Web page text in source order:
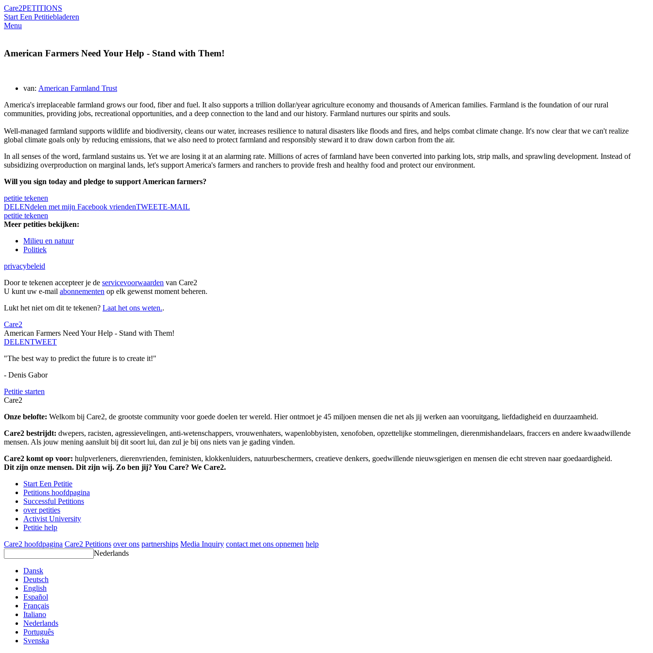
Care2PETITIONS
Start Een Petitiebladeren
Menu
American Farmers Need Your Help - Stand with Them!
van: American Farmland Trust
America's irreplaceable farmland grows our food, fiber and fuel. It also supports a trillion dollar/year agriculture economy and thousands of American families. Farmland is the foundation of our rural
communities, providing jobs, recreational opportunities, and a deep connection to the land and our history. Farmland nurtures our spirits and souls.
Well-managed farmland supports wildlife and biodiversity, cleans our water, increases resilience to natural disasters like floods and fires, and helps combat climate change. It's now clear that we can't realize
global climate goals only by reducing emissions, that we also need to protect farmland and responsibly steward it to draw down carbon from the air.
In all senses of the word, farmland sustains us. Yet we are losing it at an alarming rate. Millions of acres of farmland have been converted into parking lots, strip malls, and sprawling development. Instead of
subsidizing overproduction on marginal lands, let's support America's farmers and ranchers to provide fresh and healthy food and protect our environment.
Will you sign today and pledge to support American farmers?
petitie tekenen
DELENdelen met mijn Facebook vriendenTWEETE-MAIL
petitie tekenen
Meer petities bekijken:
Milieu en natuur
Politiek
privacybeleid
Door te tekenen accepteer je de servicevoorwaarden van Care2
U kunt uw e-mail abonnementen op elk gewenst moment beheren.
Lukt het niet om dit te tekenen? Laat het ons weten..
Care2
American Farmers Need Your Help - Stand with Them!
DELENTWEET
"The best way to predict the future is to create it!"
- Denis Gabor
Petitie starten
Care2
Onze belofte: Welkom bij Care2, de grootste community voor goede doelen ter wereld. Hier ontmoet je 45 miljoen mensen die net als jij werken aan vooruitgang, liefdadigheid en duurzaamheid.
Care2 bestrijdt: dwepers, racisten, agressievelingen, anti-wetenschappers, vrouwenhaters, wapenlobbyisten, xenofoben, opzettelijke stommelingen, dierenmishandelaars, fraccers en andere kwaadwillende
mensen. Als jouw mening aansluit bij dit soort lui, dan zul je bij ons niets van je gading vinden.
Care2 komt op voor: hulpverleners, dierenvrienden, feministen, klokkenluiders, natuurbeschermers, creatieve denkers, goedwillende nieuwsgierigen en mensen die echt streven naar goedaardigheid.
Dit zijn onze mensen. Dit zijn wij. Zo ben jij? You Care? We Care2.
Start Een Petitie
Petitions hoofdpagina
Successful Petitions
over petities
Activist University
Petitie help
Care2 hoofdpagina Care2 Petitions over ons partnerships Media Inquiry contact met ons opnemen help
Nederlands
Dansk
Deutsch
English
Español
Français
Italiano
Nederlands
Português
Svenska